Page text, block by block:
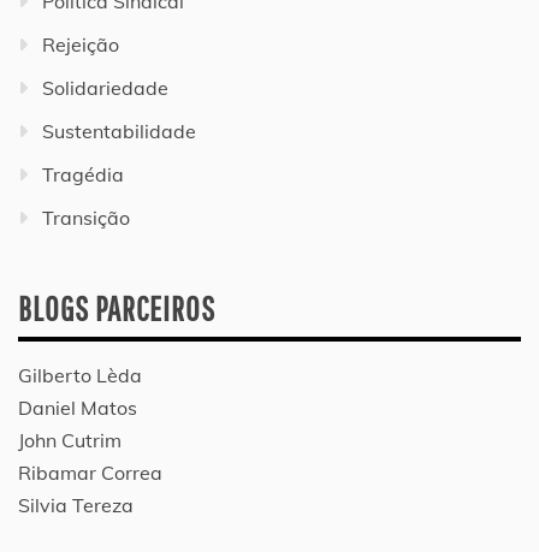
Rejeição
Solidariedade
Sustentabilidade
Tragédia
Transição
BLOGS PARCEIROS
Gilberto Lèda
Daniel Matos
John Cutrim
Ribamar Correa
Silvia Tereza